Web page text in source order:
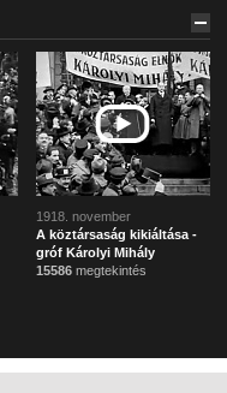
1918. november
A köztársaság kikiáltása -
gróf Károlyi Mihály
15586megtekintés